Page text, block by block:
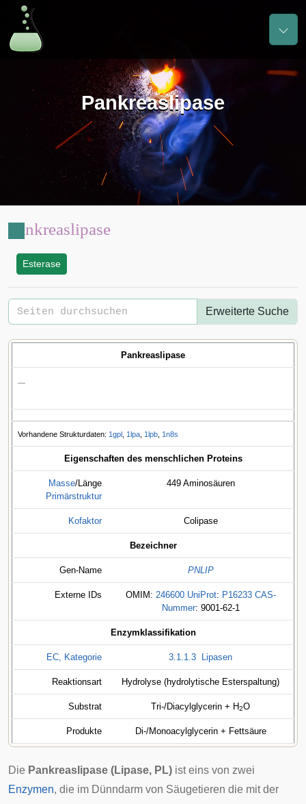
Pankreaslipase
Pankreaslipase
Esterase
Erweiterte Suche
Pankreaslipase
—
Vorhandene Strukturdaten: 1gpl 1lpa 1lpb 1n8s
Eigenschaften des menschlichen Proteins
Masse/Länge
Primärstruktur
449 Aminosäuren
Kofaktor Colipase
Bezeichner
Gen-Name PNLIP
Externe IDs OMIM : 246600 UniProt: P16233 CAS-
Nummer: 9001-62-1
Enzymklassifikation
EC, Kategorie 3.1.1.3 Lipasen
Reaktionsart Hydrolyse (hydrolytische Esterspaltung)
Substrat Tri-/Diacylglycerin + H2O
Produkte Di-/Monoacylglycerin + Fettsäure
Die Pankreaslipase (Lipase, PL) ist eins von zwei
Enzymen, die im Dünndarm von Säugetieren die mit der